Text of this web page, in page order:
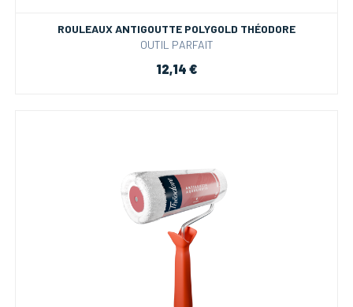
ROULEAUX ANTIGOUTTE POLYGOLD THÉODORE
OUTIL PARFAIT
12,14 €